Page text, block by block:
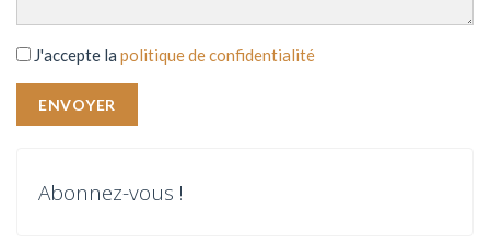
J'accepte la politique de confidentialité
Abonnez-vous !